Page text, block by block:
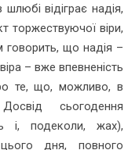
відіграє надія,
торжествуючої віри,
говорить, що надія –
– вже впевненість
те, що, можливо, в
сьогодення
і, подеколи, жах),
дня, повного